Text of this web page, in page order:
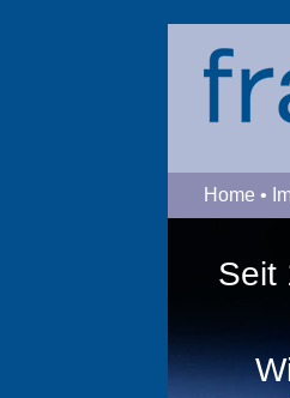
Home •
Seit